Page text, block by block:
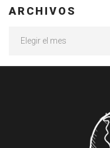
ARCHIVOS